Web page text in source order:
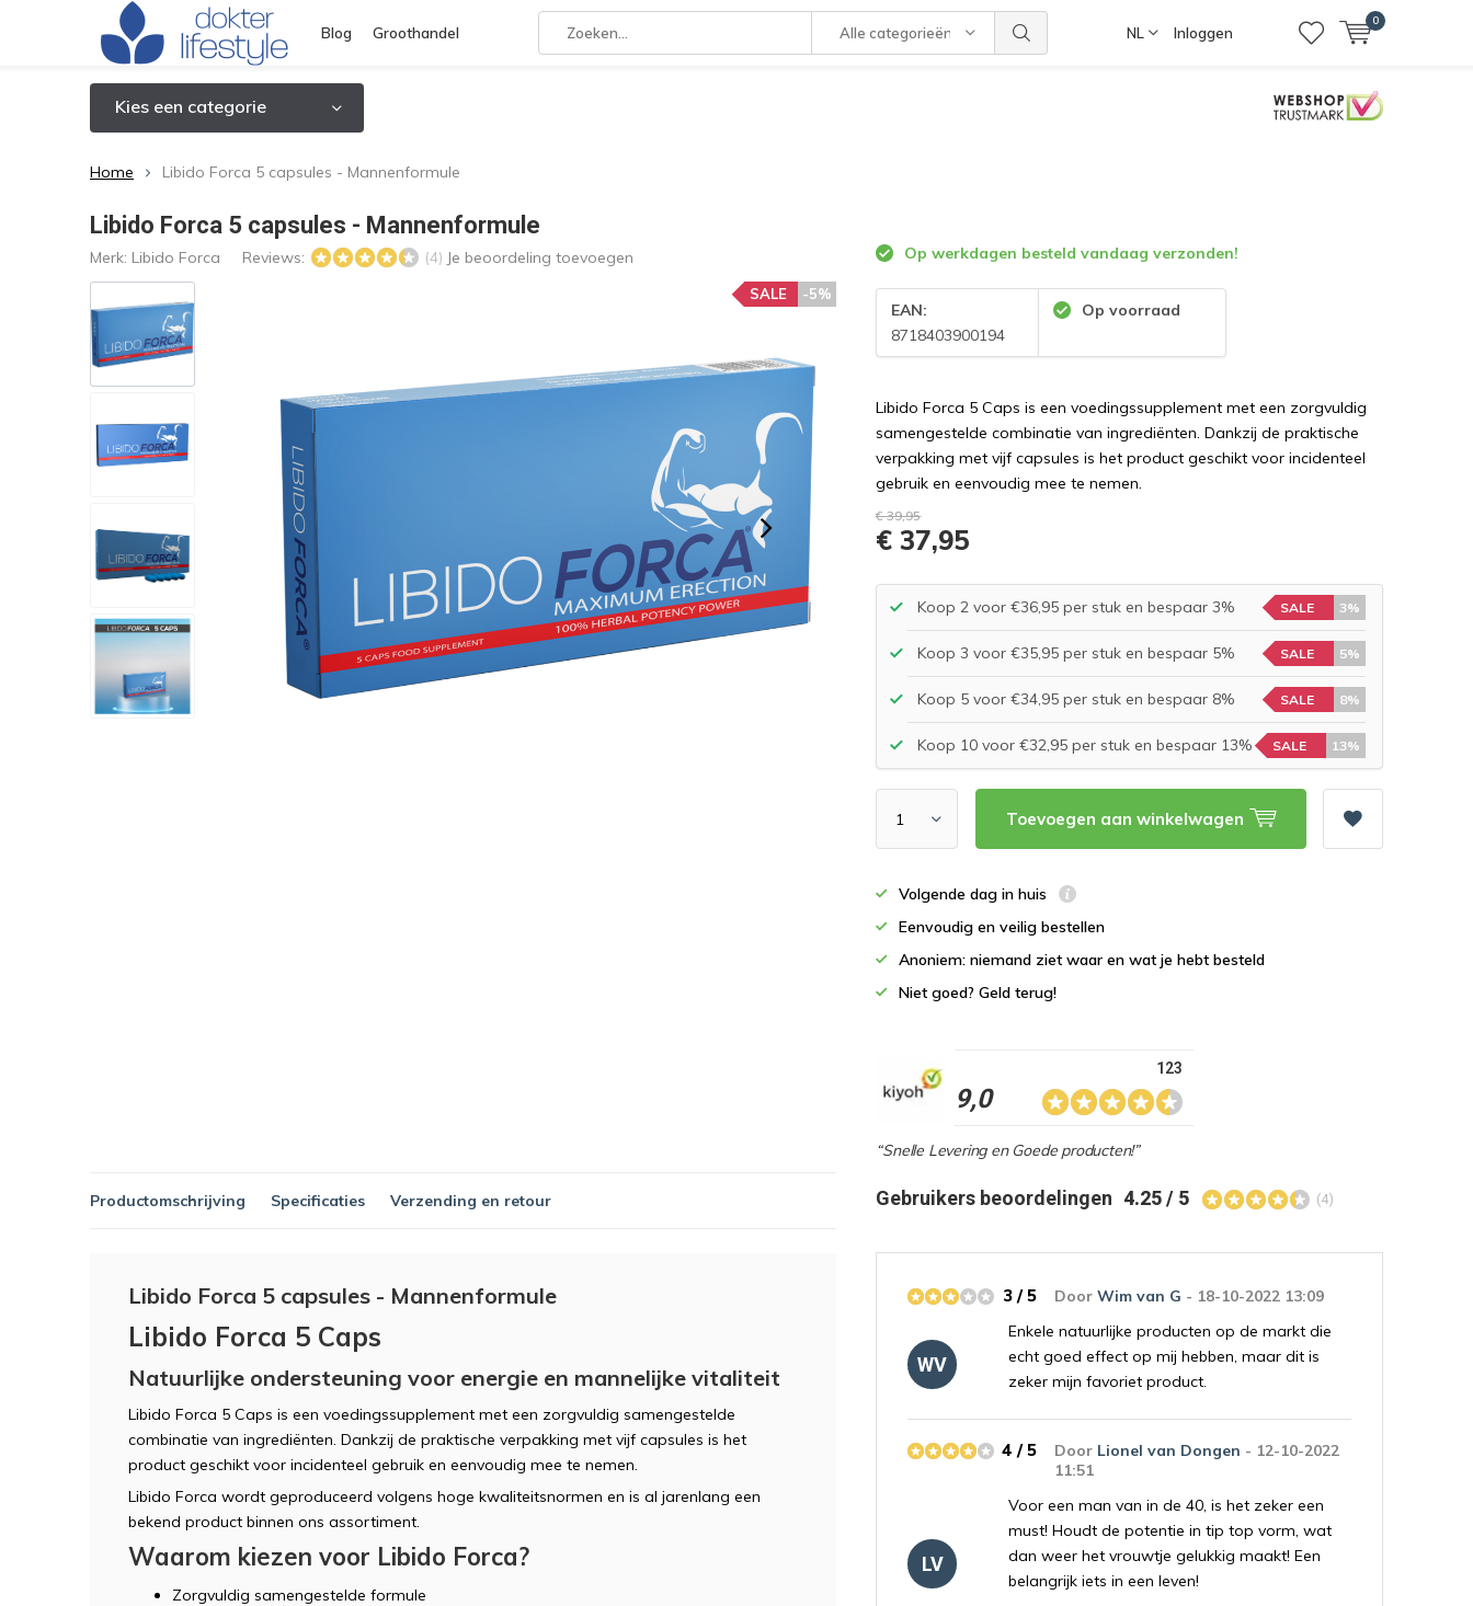
Blog Groothandel Alle categorieën NL Inloggen
0
Kies een categorie
Home Libido Forca 5 capsules - Mannenformule
Libido Forca 5 capsules - Mannenformule
Merk: Libido Forca Reviews: (4) Je beoordeling toevoegen
-5%
SALE
Op werkdagen besteld vandaag verzonden!
EAN:
8718403900194
Op voorraad
Libido Forca 5 Caps is een voedingssupplement met een zorgvuldig
samengestelde combinatie van ingrediënten. Dankzij de praktische
verpakking met vijf capsules is het product geschikt voor incidenteel
gebruik en eenvoudig mee te nemen.
€ 39,95
€ 37,95
Koop 2 voor €36,95 per stuk en bespaar 3% SALE 3%
Koop 3 voor €35,95 per stuk en bespaar 5% SALE 5%
Koop 5 voor €34,95 per stuk en bespaar 8% SALE 8%
Koop 10 voor €32,95 per stuk en bespaar 13% SALE 13%
Toevoegen aan winkelwagen
Volgende dag in huis
Eenvoudig en veilig bestellen
Anoniem: niemand ziet waar en wat je hebt besteld
Niet goed? Geld terug!
9,0
123
“Snelle Levering en Goede producten!”
Productomschrijving Specificaties Verzending en retour
Libido Forca 5 capsules - Mannenformule
Libido Forca 5 Caps
Natuurlijke ondersteuning voor energie en mannelijke vitaliteit
Libido Forca 5 Caps is een voedingssupplement met een zorgvuldig samengestelde
combinatie van ingrediënten. Dankzij de praktische verpakking met vijf capsules is het
product geschikt voor incidenteel gebruik en eenvoudig mee te nemen.
Libido Forca wordt geproduceerd volgens hoge kwaliteitsnormen en is al jarenlang een
bekend product binnen ons assortiment.
Waarom kiezen voor Libido Forca?
Zorgvuldig samengestelde formule
Gebruikers beoordelingen 4.25 / 5 (4)
WV
DoorWim van G - 18-10-2022 13:09
3 / 5
Enkele natuurlijke producten op de markt die
echt goed effect op mij hebben, maar dit is
zeker mijn favoriet product.
LV
Door Lionel van Dongen - 12-10-2022
11:51
4 / 5
Voor een man van in de 40, is het zeker een
must! Houdt de potentie in tip top vorm, wat
dan weer het vrouwtje gelukkig maakt! Een
belangrijk iets in een leven!